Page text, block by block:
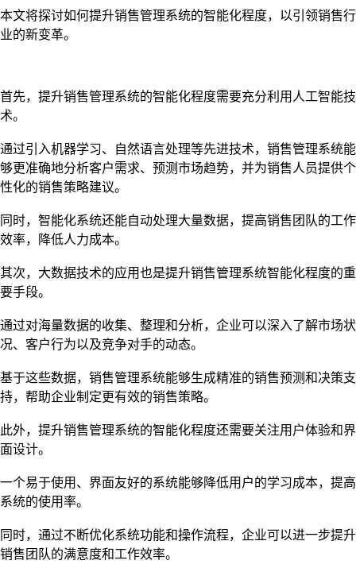
本文将探讨如何提升销售管理系统的智能化程度，以引领销售行
业的新变革。
首先，提升销售管理系统的智能化程度需要充分利用人工智能技
术。
通过引入机器学习、自然语言处理等先进技术，销售管理系统能
够更准确地分析客户需求、预测市场趋势，并为销售人员提供个
性化的销售策略建议。
同时，智能化系统还能自动处理大量数据，提高销售团队的工作
效率，降低人力成本。
其次，大数据技术的应用也是提升销售管理系统智能化程度的重
要手段。
通过对海量数据的收集、整理和分析，企业可以深入了解市场状
况、客户行为以及竞争对手的动态。
基于这些数据，销售管理系统能够生成精准的销售预测和决策支
持，帮助企业制定更有效的销售策略。
此外，提升销售管理系统的智能化程度还需要关注用户体验和界
面设计。
一个易于使用、界面友好的系统能够降低用户的学习成本，提高
系统的使用率。
同时，通过不断优化系统功能和操作流程，企业可以进一步提升
销售团队的满意度和工作效率。